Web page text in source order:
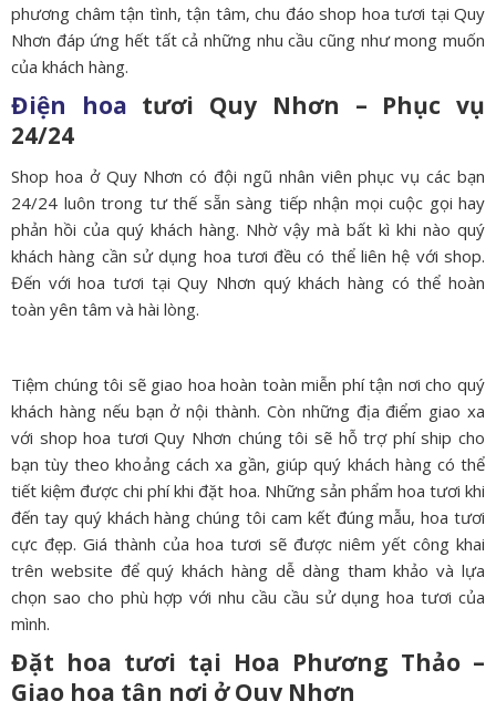
phương châm tận tình, tận tâm, chu đáo shop hoa tươi tại Quy
Nhơn đáp ứng hết tất cả những nhu cầu cũng như mong muốn
của khách hàng.
Điện hoa tươi Quy Nhơn – Phục vụ
24/24
Shop hoa ở Quy Nhơn có đội ngũ nhân viên phục vụ các bạn
24/24 luôn trong tư thế sẵn sàng tiếp nhận mọi cuộc gọi hay
phản hồi của quý khách hàng. Nhờ vậy mà bất kì khi nào quý
khách hàng cần sử dụng hoa tươi đều có thể liên hệ với shop.
Đến với hoa tươi tại Quy Nhơn quý khách hàng có thể hoàn
toàn yên tâm và hài lòng.
Tiệm chúng tôi sẽ giao hoa hoàn toàn miễn phí tận nơi cho quý
khách hàng nếu bạn ở nội thành. Còn những địa điểm giao xa
với shop hoa tươi Quy Nhơn chúng tôi sẽ hỗ trợ phí ship cho
bạn tùy theo khoảng cách xa gần, giúp quý khách hàng có thể
tiết kiệm được chi phí khi đặt hoa. Những sản phẩm hoa tươi khi
đến tay quý khách hàng chúng tôi cam kết đúng mẫu, hoa tươi
cực đẹp. Giá thành của hoa tươi sẽ được niêm yết công khai
trên website để quý khách hàng dễ dàng tham khảo và lựa
chọn sao cho phù hợp với nhu cầu cầu sử dụng hoa tươi của
mình.
Đặt hoa tươi tại Hoa Phương Thảo –
Giao hoa tận nơi ởQuy Nhơn